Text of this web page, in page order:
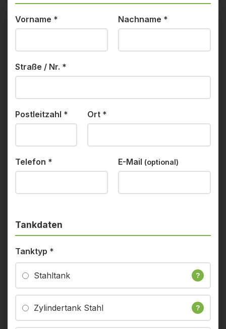
Vorname * Nachname *
Straße / Nr. *
Postleitzahl * Ort *
Telefon * E-Mail (optional)
Tankdaten
Tanktyp *
Stahltank ?
Zylindertank Stahl ?